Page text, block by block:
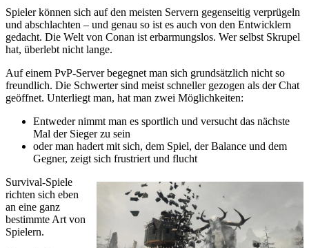
Spieler können sich auf den meisten Servern gegenseitig verprügeln
und abschlachten – und genau so ist es auch von den Entwicklern
gedacht. Die Welt von Conan ist erbarmungslos. Wer selbst Skrupel
hat, überlebt nicht lange.
Auf einem PvP-Server begegnet man sich grundsätzlich nicht so
freundlich. Die Schwerter sind meist schneller gezogen als der Chat
geöffnet. Unterliegt man, hat man zwei Möglichkeiten:
Entweder nimmt man es sportlich und versucht das nächste
Mal der Sieger zu sein
oder man hadert mit sich, dem Spiel, der Balance und dem
Gegner, zeigt sich frustriert und flucht
Survival-Spiele
richten sich eben
an eine ganz
bestimmte Art von
Spielern.